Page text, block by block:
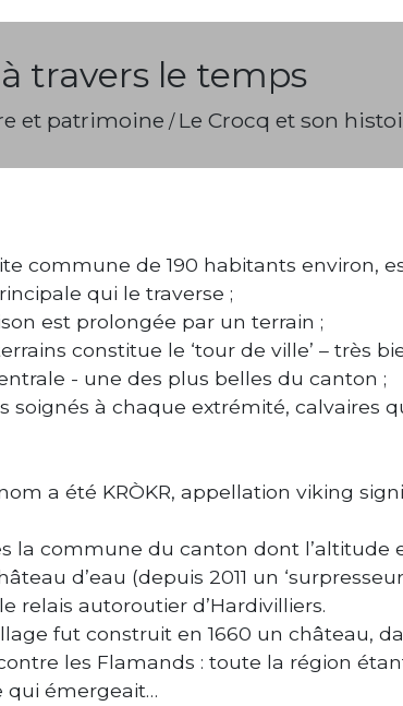
travers le temps
et patrimoine / Le Crocq et son
commune de 190 habitants environ,
qui le traverse ;
est prolongée par un terrain ;
constitue le ‘tour de ville’ – très
- une des plus belles du canton ;
soignés à chaque extrémité, calvaires
a été KRÒKR, appellation viking
la commune du canton dont l’altitude
d’eau (depuis 2011 un
relais autoroutier d’Hardivilliers.
fut construit en 1660 un château,
les Flamands : toute la région
qui émergeait…